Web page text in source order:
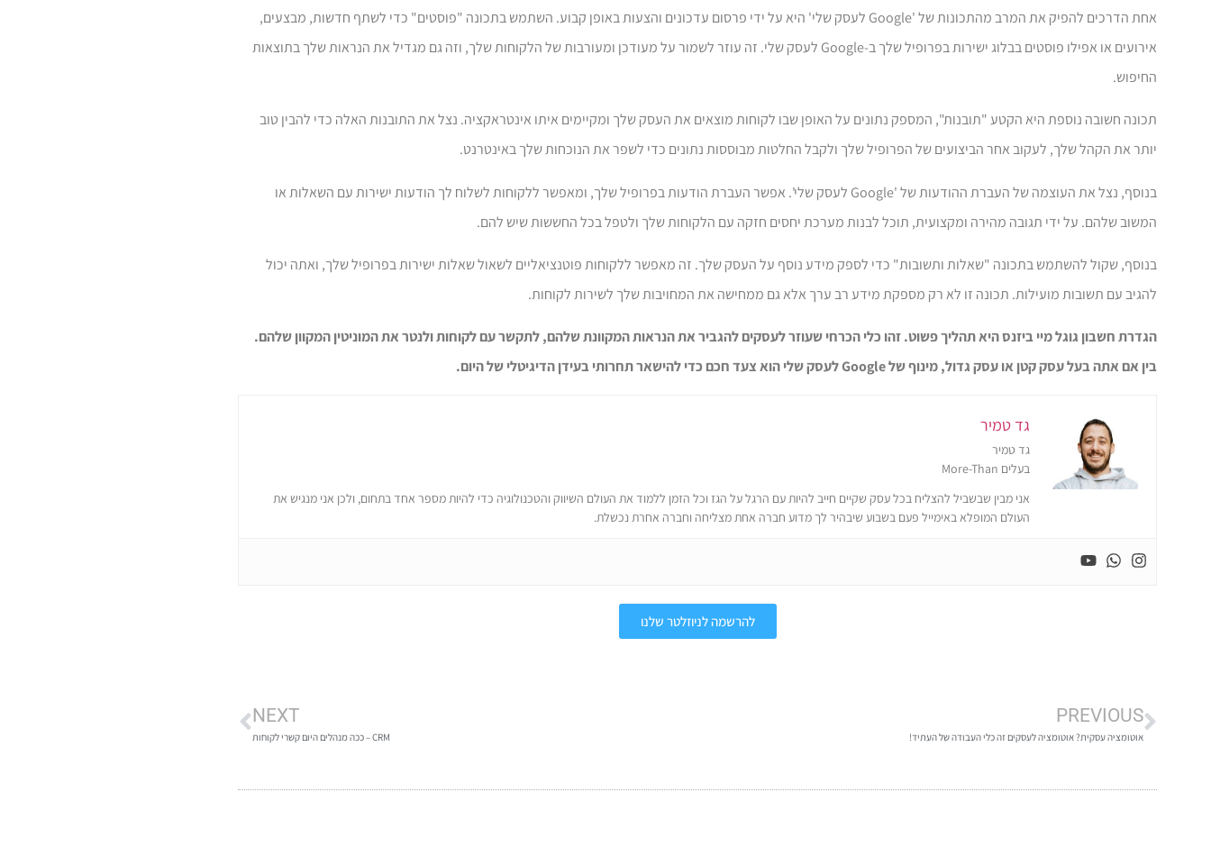
אחת הדרכים להפיק את המרב מהתכונות של 'Google לעסק שלי' היא על ידי פרסום עדכונים והצעות באופן קבוע. השתמש בתכונה "פוסטים" כדי לשתף חדשות, מבצעים,
אירועים או אפילו פוסטים בבלוג ישירות בפרופיל שלך ב-Google לעסק שלי. זה עוזר לשמור על מעודכן ומעורבות של הלקוחות שלך, וזה גם מגדיל את הנראות שלך בתוצאות
החיפוש.
תכונה חשובה נוספת היא הקטע "תובנות", המספק נתונים על האופן שבו לקוחות מוצאים את העסק שלך ומקיימים איתו אינטראקציה. נצל את התובנות האלה כדי להבין טוב
יותר את הקהל שלך, לעקוב אחר הביצועים של הפרופיל שלך ולקבל החלטות מבוססות נתונים כדי לשפר את הנוכחות שלך באינטרנט.
בנוסף, נצל את העוצמה של העברת ההודעות של 'Google לעסק שלי'. אפשר העברת הודעות בפרופיל שלך, ומאפשר ללקוחות לשלוח לך הודעות ישירות עם השאלות או
המשוב שלהם. על ידי תגובה מהירה ומקצועית, תוכל לבנות מערכת יחסים חזקה עם הלקוחות שלך ולטפל בכל החששות שיש להם.
בנוסף, שקול להשתמש בתכונה "שאלות ותשובות" כדי לספק מידע נוסף על העסק שלך. זה מאפשר ללקוחות פוטנציאליים לשאול שאלות ישירות בפרופיל שלך, ואתה יכול
להגיב עם תשובות מועילות. תכונה זו לא רק מספקת מידע רב ערך אלא גם ממחישה את המחויבות שלך לשירות לקוחות.
הגדרת חשבון גוגל מיי ביזנס היא תהליך פשוט. זהו כלי הכרחי שעוזר לעסקים להגביר את הנראות המקוונת שלהם, לתקשר עם לקוחות ולנטר את המוניטין המקוון שלהם.
בין אם אתה בעל עסק קטן או עסק גדול, מינוף של Google לעסק שלי הוא צעד חכם כדי להישאר תחרותי בעידן הדיגיטלי של היום.
גד טמיר
גד טמיר
בעלים More-Than
אני מבין שבשביל להצליח בכל עסק שקיים חייב להיות עם הרגל על הגז וכל הזמן ללמוד את העולם השיווק והטכנולוגיה כדי להיות מספר אחד בתחום, ולכן אני מנגיש את
העולם המופלא באימייל פעם בשבוע שיבהיר לך מדוע חברה אחת מצליחה וחברה אחרת נכשלת.
להרשמה לניוזלטר שלנו
PREVIOUS
אוטומציה עסקית? אוטומציה לעסקים זה כלי העבודה של העתיד!
NEXT
CRM – ככה מנהלים היום קשרי לקוחות